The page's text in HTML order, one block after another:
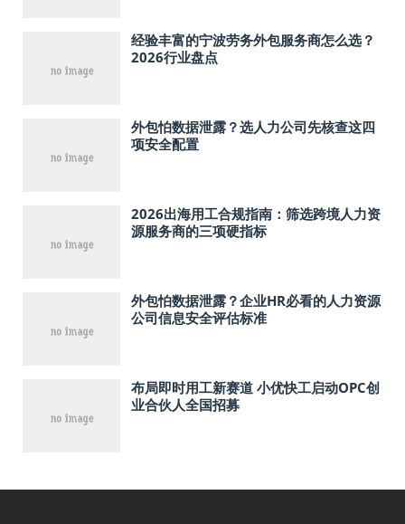
经验丰富的宁波劳务外包服务商怎么选？
2026行业盘点
外包怕数据泄露？选人力公司先核查这四
项安全配置
2026出海用工合规指南：筛选跨境人力资
源服务商的三项硬指标
外包怕数据泄露？企业HR必看的人力资源
公司信息安全评估标准
布局即时用工新赛道 小优快工启动OPC创
业合伙人全国招募